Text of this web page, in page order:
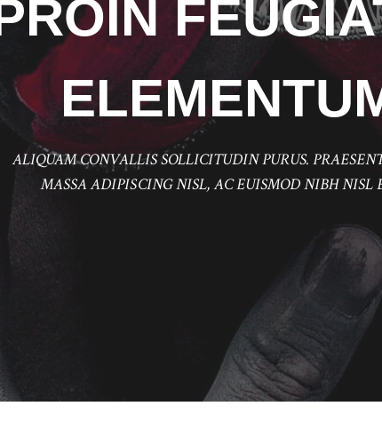
PROIN
ALIQUAM CONVALLIS SOLLICITUDIN PURUS.
MASSA ADIPISCING NISL, AC EUISMOD NIBH NISL